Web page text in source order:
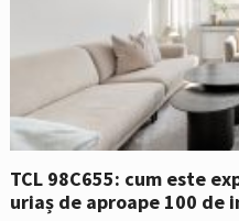
TCL 98C655: cum este
uriaș de aproape 100 de